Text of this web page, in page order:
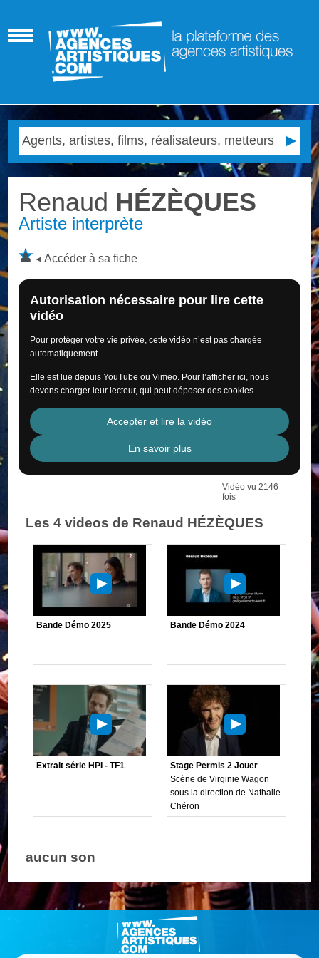
Renaud HÉZÈQUES
Artiste interprète
Accéder à sa fiche
Autorisation nécessaire pour lire cette
vidéo
Pour protéger votre vie privée, cette vidéo n’est pas chargée
automatiquement.
Elle est lue depuis YouTube ou Vimeo. Pour l’afficher ici, nous
devons charger leur lecteur, qui peut déposer des cookies.
Accepter et lire la vidéo
En savoir plus
Vidéo vu 2146
fois
Les 4 videos de Renaud HÉZÈQUES
Bande Démo 2025 Bande Démo 2024
Extrait série HPI - TF1
Stage Permis 2 Jouer
Scène de Virginie Wagon
sous la direction de Nathalie
Chéron
aucun son